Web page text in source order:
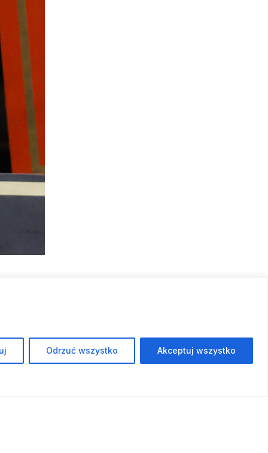
Odrzuć wszystko Akceptuj wszystko